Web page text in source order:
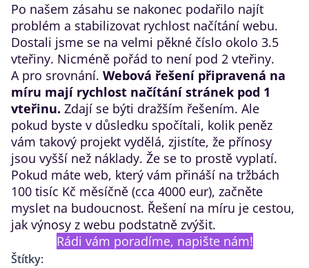
Po našem zásahu se nakonec podařilo najít
problém a stabilizovat rychlost načítání webu.
Dostali jsme se na velmi pěkné číslo okolo 3.5
vteřiny. Nicméně pořád to není pod 2 vteřiny.
A pro srovnání. Webová řešení připravená na
míru mají rychlost načítání stránek pod 1
vteřinu. Zdají se býti dražším řešením. Ale
pokud byste v důsledku spočítali, kolik peněz
vám takový projekt vydělá, zjistíte, že přínosy
jsou vyšší než náklady. Že se to prostě vyplatí.
Pokud máte web, který vám přináší na tržbách
100 tisíc Kč měsíčně (cca 4000 eur), začněte
myslet na budoucnost. Řešení na míru je cestou,
jak výnosy z webu podstatně zvýšit.
Rádi vám poradíme, napište nám!
Štítky: